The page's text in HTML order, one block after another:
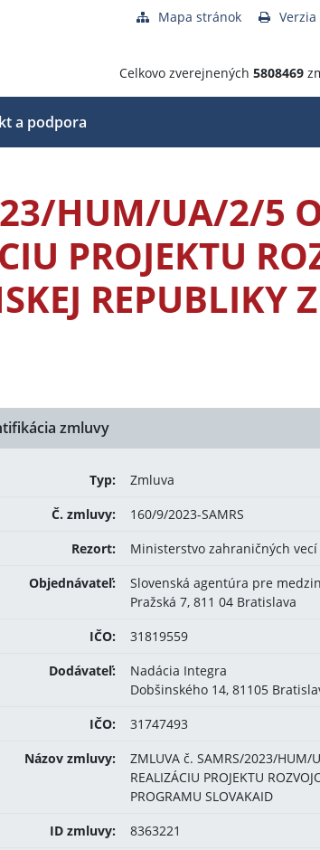
Mapa stránok
Celkovo zverejnených 5808469
a podpora
HUM/UA/2/5
PROJEKTU
REPUBLIKY
zmluvy
Typ:
Zmluva
Č. zmluvy:
160/9/2023-SAMRS
Rezort:
Ministerstvo zahraničných vecí
Objednávateľ:
Slovenská agentúra pre
Pražská 7, 811 04 Bratislava
IČO:
31819559
Dodávateľ:
Nadácia Integra
Dobšinského 14, 81105
IČO:
31747493
Názov zmluvy:
ZMLUVA č. SAMRS/2023/HUM/
REALIZÁCIU PROJEKTU
PROGRAMU SLOVAKAID
ID zmluvy:
8363221